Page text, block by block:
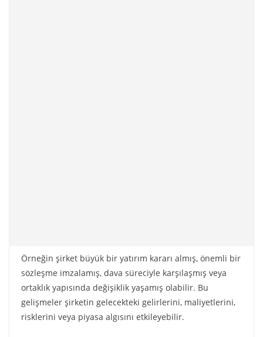
Örneğin şirket büyük bir yatırım kararı almış, önemli bir
sözleşme imzalamış, dava süreciyle karşılaşmış veya
ortaklık yapısında değişiklik yaşamış olabilir. Bu
gelişmeler şirketin gelecekteki gelirlerini, maliyetlerini,
risklerini veya piyasa algısını etkileyebilir.